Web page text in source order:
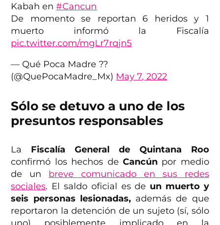
Kabah en#Cancun
De momento se reportan 6 heridos y 1
muerto informó la Fiscalía
pic.twitter.com/mgLr7rqjn5
— Qué Poca Madre ??
(@QuePocaMadre_Mx) May 7, 2022
Sólo se detuvo a uno de los
presuntos responsables
La Fiscalía General de Quintana Roo
confirmó los hechos de Cancúnpor medio
de un breve comunicado en sus redes
sociales. El saldo oficial es de un muerto y
seis personas lesionadas, además de que
reportaron la detención de un sujeto (sí, sólo